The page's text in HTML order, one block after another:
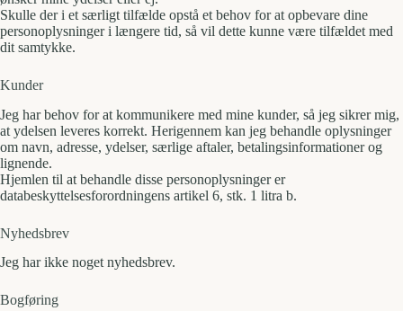
Skulle der i et særligt tilfælde opstå et behov for at opbevare dine
personoplysninger i længere tid, så vil dette kunne være tilfældet med
dit samtykke.
Kunder
Jeg har behov for at kommunikere med mine kunder, så jeg sikrer mig,
at ydelsen leveres korrekt. Herigennem kan jeg behandle oplysninger
om navn, adresse, ydelser, særlige aftaler, betalingsinformationer og
lignende.
Hjemlen til at behandle disse personoplysninger er
databeskyttelsesforordningens artikel 6, stk. 1 litra b.
Nyhedsbrev
Jeg har ikke noget nyhedsbrev.
Bogføring